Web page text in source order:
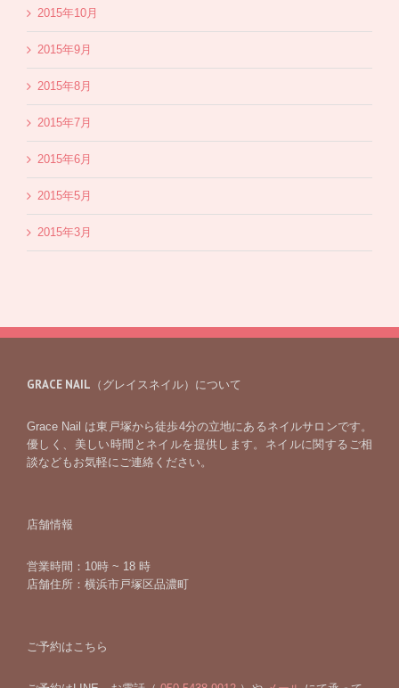
2015年10月
2015年9月
2015年8月
2015年7月
2015年6月
2015年5月
2015年3月
GRACE NAIL（グレイスネイル）について
Grace Nail は東戸塚から徒歩4分の立地にあるネイルサロンです。
優しく、美しい時間とネイルを提供します。ネイルに関するご相
談などもお気軽にご連絡ください。
店舗情報
営業時間：10時 ~ 18 時
店舗住所：横浜市戸塚区品濃町
ご予約はこちら